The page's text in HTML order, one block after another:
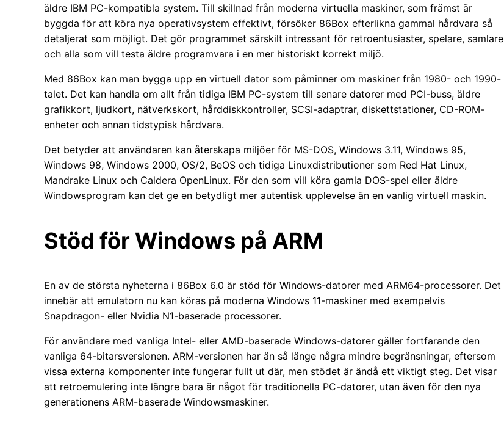
äldre IBM PC-kompatibla system. Till skillnad från moderna virtuella maskiner, som främst är
byggda för att köra nya operativsystem effektivt, försöker 86Box efterlikna gammal hårdvara så
detaljerat som möjligt. Det gör programmet särskilt intressant för retroentusiaster, spelare, samlare
och alla som vill testa äldre programvara i en mer historiskt korrekt miljö.
Med 86Box kan man bygga upp en virtuell dator som påminner om maskiner från 1980- och 1990-
talet. Det kan handla om allt från tidiga IBM PC-system till senare datorer med PCI-buss, äldre
grafikkort, ljudkort, nätverkskort, hårddiskkontroller, SCSI-adaptrar, diskettstationer, CD-ROM-
enheter och annan tidstypisk hårdvara.
Det betyder att användaren kan återskapa miljöer för MS-DOS, Windows 3.11, Windows 95,
Windows 98, Windows 2000, OS/2, BeOS och tidiga Linuxdistributioner som Red Hat Linux,
Mandrake Linux och Caldera OpenLinux. För den som vill köra gamla DOS-spel eller äldre
Windowsprogram kan det ge en betydligt mer autentisk upplevelse än en vanlig virtuell maskin.
Stöd för Windows på ARM
En av de största nyheterna i 86Box 6.0 är stöd för Windows-datorer med ARM64-processorer. Det
innebär att emulatorn nu kan köras på moderna Windows 11-maskiner med exempelvis
Snapdragon- eller Nvidia N1-baserade processorer.
För användare med vanliga Intel- eller AMD-baserade Windows-datorer gäller fortfarande den
vanliga 64-bitarsversionen. ARM-versionen har än så länge några mindre begränsningar, eftersom
vissa externa komponenter inte fungerar fullt ut där, men stödet är ändå ett viktigt steg. Det visar
att retroemulering inte längre bara är något för traditionella PC-datorer, utan även för den nya
generationens ARM-baserade Windowsmaskiner.